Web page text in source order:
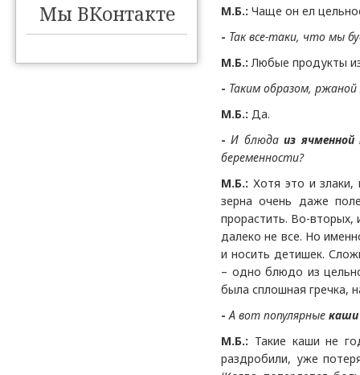
Мы ВКонтакте
М.Б.: Чаще он ел
- Так все-таки, что мы
М.Б.: Любые продукты
- Таким образом,
М.Б.: Да.
-И блюдаиз ячменной
беременности?
М.Б.: Хотя это и
зерна очень даже
прорастить. Во-вторых,
далеко не все. Но
и носить детишек.
– одно блюдо из
была сплошная гречка,
-А вот популярные каши
М.Б.: Такие каши не
раздробили, уже